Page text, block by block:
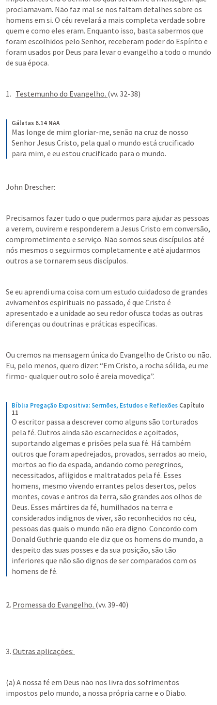
proclamavam. Não faz mal se nos faltam detalhes sobre os
homens em si. O céu revelará a mais completa verdade sobre
quem e como eles eram. Enquanto isso, basta sabermos que
foram escolhidos pelo Senhor, receberam poder do Espírito e
foram usados por Deus para levar o evangelho a todo o mundo
de sua época.
Testemunho do Evangelho. (vv. 32-38)
Gálatas 6.14 NAA
Mas longe de mim gloriar-me, senão na cruz de nosso
Senhor Jesus Cristo, pela qual o mundo está crucificado
para mim, e eu estou crucificado para o mundo.
John Drescher:
Precisamos fazer tudo o que pudermos para ajudar as pessoas
a verem, ouvirem e responderem a Jesus Cristo em conversão,
comprometimento e serviço. Não somos seus discípulos até
nós mesmos o seguirmos completamente e até ajudarmos
outros a se tornarem seus discípulos.
Se eu aprendi uma coisa com um estudo cuidadoso de grandes
avivamentos espirituais no passado, é que Cristo é
apresentado e a unidade ao seu redor ofusca todas as outras
diferenças ou doutrinas e práticas específicas.
Ou cremos na mensagem única do Evangelho de Cristo ou não.
Eu, pelo menos, quero dizer: “Em Cristo, a rocha sólida, eu me
firmo- qualquer outro solo é areia movediça”.
Bíblia Pregação Expositiva: Sermões, Estudos e Reflexões Capítulo
11
O escritor passa a descrever como alguns são torturados
pela fé. Outros ainda são escarnecidos e açoitados,
suportando algemas e prisões pela sua fé. Há também
outros que foram apedrejados, provados, serrados ao meio,
mortos ao fio da espada, andando como peregrinos,
necessitados, afligidos e maltratados pela fé. Esses
homens, mesmo vivendo errantes pelos desertos, pelos
montes, covas e antros da terra, são grandes aos olhos de
Deus. Esses mártires da fé, humilhados na terra e
considerados indignos de viver, são reconhecidos no céu,
pessoas das quais o mundo não era digno. Concordo com
Donald Guthrie quando ele diz que os homens do mundo, a
despeito das suas posses e da sua posição, são tão
inferiores que não são dignos de ser comparados com os
homens de fé.
2. Promessa do Evangelho. (vv. 39-40)
3. Outras aplicações:
(a) A nossa fé em Deus não nos livra dos sofrimentos
impostos pelo mundo, a nossa própria carne e o Diabo.